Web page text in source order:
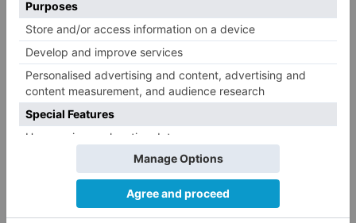
Por último, los coeficientes correctores han
tenido en cuenta, además, las circunstancias
que concurren en los colectivos con
necesidades de mayor protección, como las
familias numerosas o con hijos con algún tipo de